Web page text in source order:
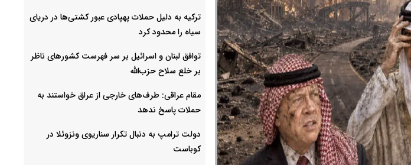
ترکیه به دلیل حملات پهپادی عبور کشتی‌ها در دریای
سیاه را محدود کرد
توافق لبنان و اسرائیل بر سر فهرست کشورهای ناظر
بر خلع سلاح حزب‌الله
مقام عراقی: طرف‌های خارجی از عراق خواستند به
حملات پاسخ ندهد
دولت ترامپ به دنبال تکرار سناریوی ونزوئلا در
کوباست